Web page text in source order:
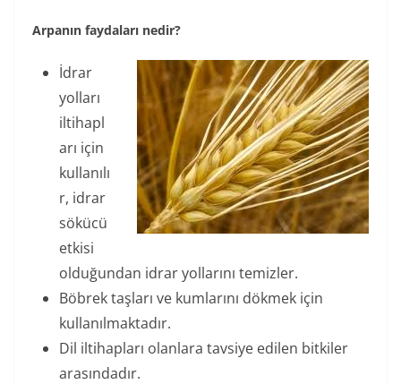
Arpanın faydaları nedir?
İdrar
yolları
iltihapl
arı için
kullanılı
r, idrar
sökücü
etkisi
olduğundan idrar yollarını temizler.
Böbrek taşları ve kumlarını dökmek için
kullanılmaktadır.
Dil iltihapları olanlara tavsiye edilen bitkiler
arasındadır.